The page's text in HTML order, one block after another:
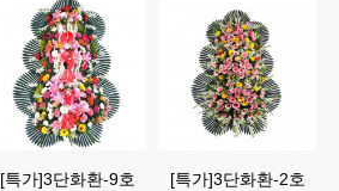
[특가]3단화환-9호 [특가]3단화환-2호